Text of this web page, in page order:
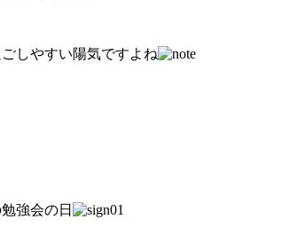
しやすい陽気ですよね
強会の日